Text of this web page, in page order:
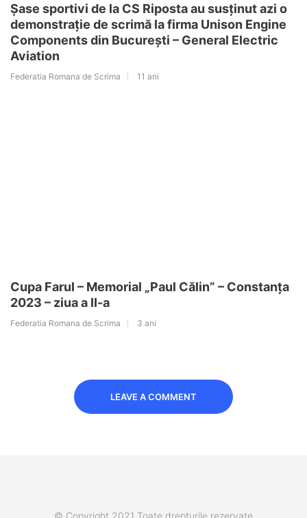
Șase sportivi de la CS Riposta au susținut azi o
demonstrație de scrimă la firma Unison Engine
Components din București – General Electric
Aviation
Federatia Romana de Scrima 11 ani
Cupa Farul – Memorial „Paul Călin” – Constanța
2023 – ziua a II-a
Federatia Romana de Scrima 3 ani
LEAVE A COMMENT